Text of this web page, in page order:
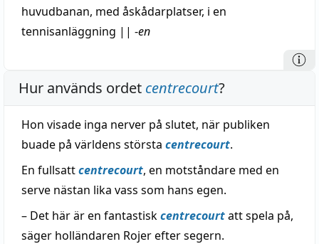
huvudbanan, med åskådarplatser, i en
tennisanläggning || -en
Hur används ordet centrecourt?
Hon visade inga nerver på slutet, när publiken
buade på världens största centrecourt.
En fullsattcentrecourt, en motståndare med en
serve nästan lika vass som hans egen.
– Det här är en fantastiskcentrecourtatt spela på,
säger holländaren Rojer efter segern.